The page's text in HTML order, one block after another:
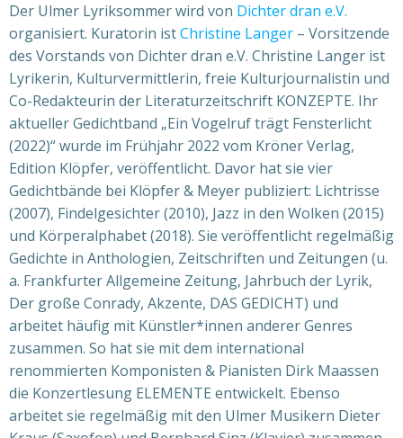
Der Ulmer Lyriksommer wird von Dichter dran e.V.
organisiert. Kuratorin istChristine Langer – Vorsitzende
des Vorstands von Dichter dran e.V. Christine Langer ist
Lyrikerin, Kulturvermittlerin, freie Kulturjournalistin und
Co-Redakteurin der Literaturzeitschrift KONZEPTE. Ihr
aktueller Gedichtband „Ein Vogelruf trägt Fensterlicht
(2022)“ wurde im Frühjahr 2022 vom Kröner Verlag,
Edition Klöpfer, veröffentlicht. Davor hat sie vier
Gedichtbände bei Klöpfer & Meyer publiziert: Lichtrisse
(2007), Findelgesichter (2010), Jazz in den Wolken (2015)
und Körperalphabet (2018). Sie veröffentlicht regelmäßig
Gedichte in An­tho­logien, Zeitschriften und Zeitungen (u.
a. Frankfurter Allgemeine Zeitung, Jahrbuch der Lyrik,
Der große Conrady, Akzente, DAS GEDICHT) und
arbeitet häufig mit Künstler*innen anderer Genres
zusammen. So hat sie mit dem international
renommierten Komponisten & Pianisten Dirk Maassen
die Konzertlesung ELEMENTE entwickelt. Ebenso
arbeitet sie regelmäßig mit den Ulmer Musikern Dieter